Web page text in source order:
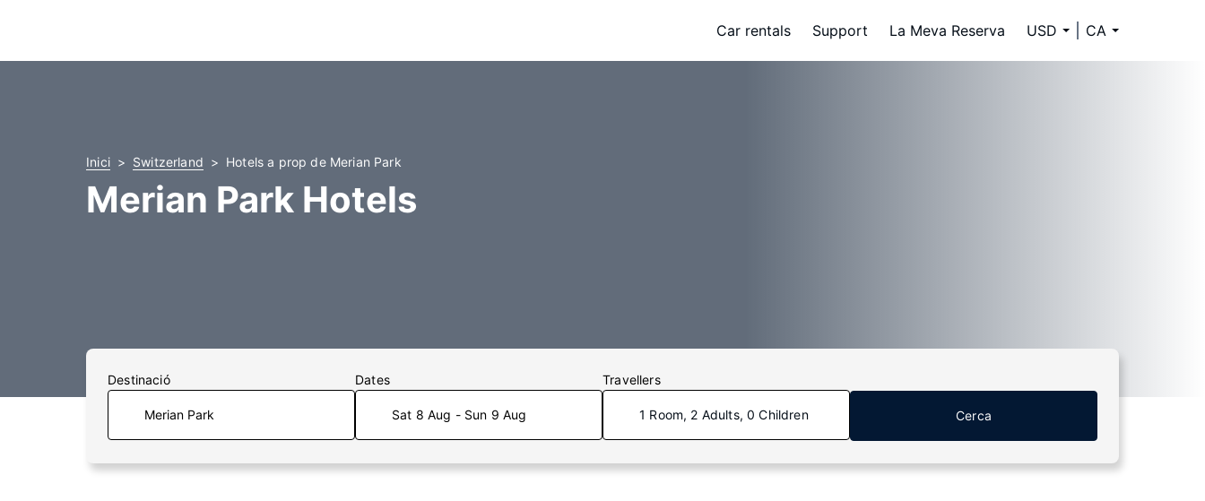
Car rentals Support La Meva Reserva USD CA
Inici Switzerland Hotels a prop de Merian Park
Merian Park Hotels
Destinació Dates
Sat 8 Aug - Sun 9 Aug
Travellers
1 Room, 2 Adults, 0 Children Cerca